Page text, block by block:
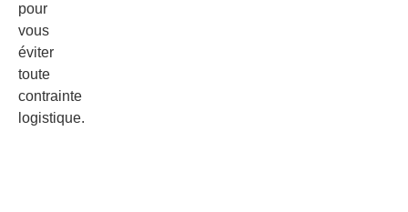
pour
vous
éviter
toute
contrainte
logistique.